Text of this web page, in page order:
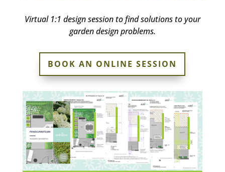
Virtual 1:1 design session to find solutions to your
garden design problems.
BOOK AN ONLINE SESSION